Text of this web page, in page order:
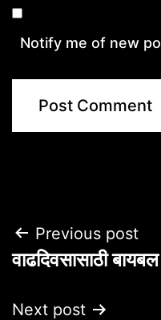
Notify me of new
Post
navigation
Previous post
वाढदिवसासाठी
Next post